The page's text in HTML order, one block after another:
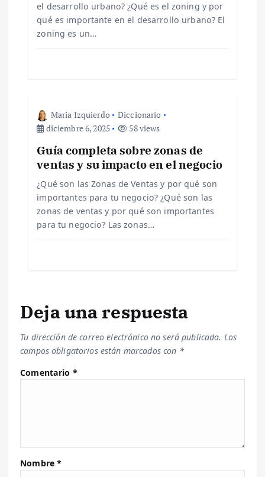
el desarrollo urbano? ¿Qué es el zoning y por
qué es importante en el desarrollo urbano? El
zoning es un…
Maria Izquierdo
Diccionario
diciembre 6, 2025
58 views
Guía completa sobre zonas de
ventas y su impacto en el negocio
¿Qué son las Zonas de Ventas y por qué son
importantes para tu negocio? ¿Qué son las
zonas de ventas y por qué son importantes
para tu negocio? Las zonas…
Deja una respuesta
Tu dirección de correo electrónico no será publicada. Los
campos obligatorios están marcados con *
Comentario *
Nombre*